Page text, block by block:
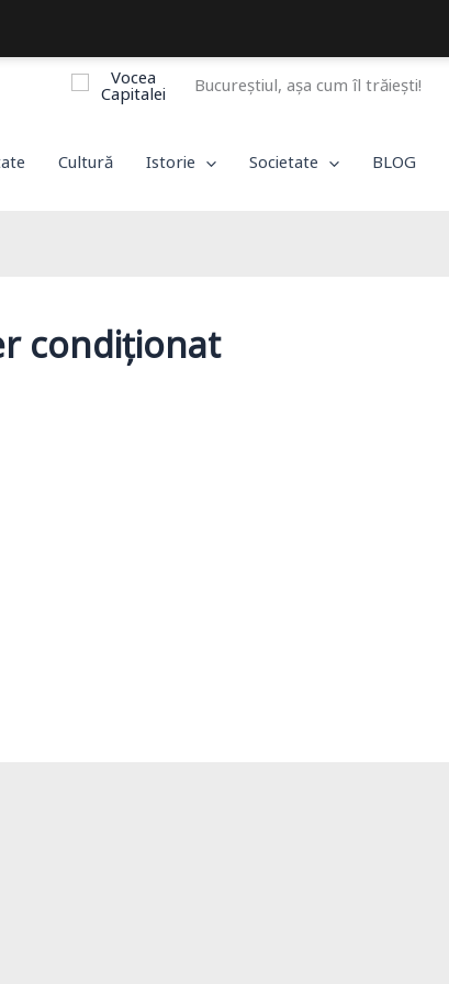
Bucureștiul, așa cum îl trăiești!
Cultură Istorie Societate BLOG
condiționat